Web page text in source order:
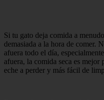
Si tu gato deja comida a
demasiada a la hora de comer.
afuera todo el día,
afuera, la comida seca es mejor
eche a perder y más fácil de